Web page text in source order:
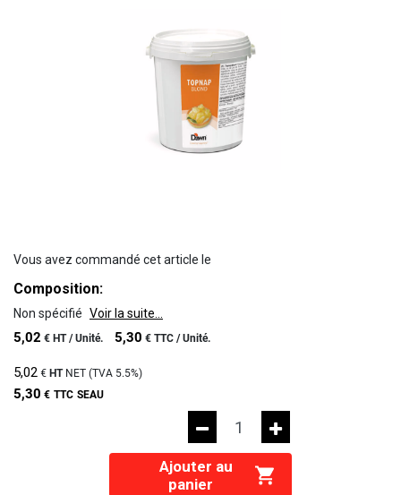
Vous avez commandé cet article le
Composition:
Non spécifié Voir la suite...
5,02 € HT /Unité. 5,30 € TTC /Unité.
5,02 € HTNET (TVA 5.5%)
5,30 € TTC SEAU
Ajouter au
panier